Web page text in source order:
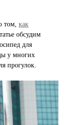
том, как
обсудим
для
у многих
прогулок.